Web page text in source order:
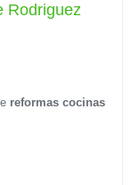
Rodriguez
reformas cocinas